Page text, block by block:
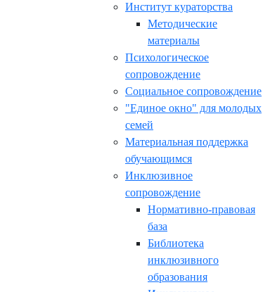
Институт кураторства
Методические
материалы
Психологическое
сопровождение
Социальное сопровождение
"Единое окно" для молодых
семей
Материальная поддержка
обучающимся
Инклюзивное
сопровождение
Нормативно-правовая
база
Библиотека
инклюзивного
образования